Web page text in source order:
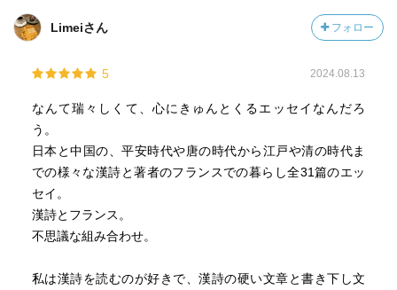
Limeiさん フォロー
5 2024.08.13
なんて瑞々しくて、心にきゅんとくるエッセイなんだろ
う。
日本と中国の、平安時代や唐の時代から江戸や清の時代ま
での様々な漢詩と著者のフランスでの暮らし全31篇のエッ
セイ。
漢詩とフランス。
不思議な組み合わせ。
私は漢詩を読むのが好きで、漢詩の硬い文章と書き下し文